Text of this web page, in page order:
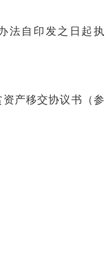
法自印发之日起执
资产移交协议书 （参